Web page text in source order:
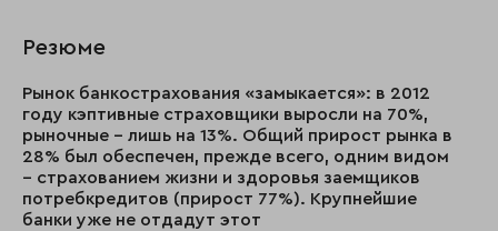
Резюме
Рынок банкострахования «замыкается»: в 2012
году кэптивные страховщики выросли на 70%,
рыночные – лишь на 13%. Общий прирост рынка в
28% был обеспечен, прежде всего, одним видом
– страхованием жизни и здоровья заемщиков
потребкредитов (прирост 77%). Крупнейшие
банки уже не отдадут этот